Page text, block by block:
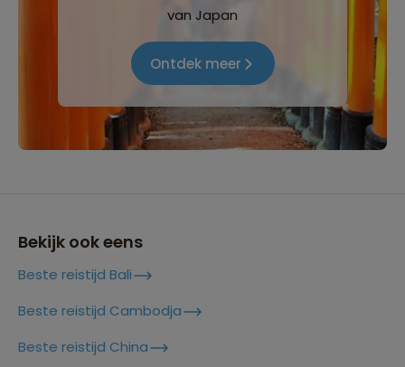
van Japan
Ontdek meer
Bekijk ook eens
Beste reistijd Bali
Beste reistijd Cambodja
Beste reistijd China